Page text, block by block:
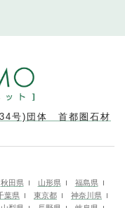
号)団体 首都圏石材
秋田県 山形県
福島県
葉県 東京都
神奈川県